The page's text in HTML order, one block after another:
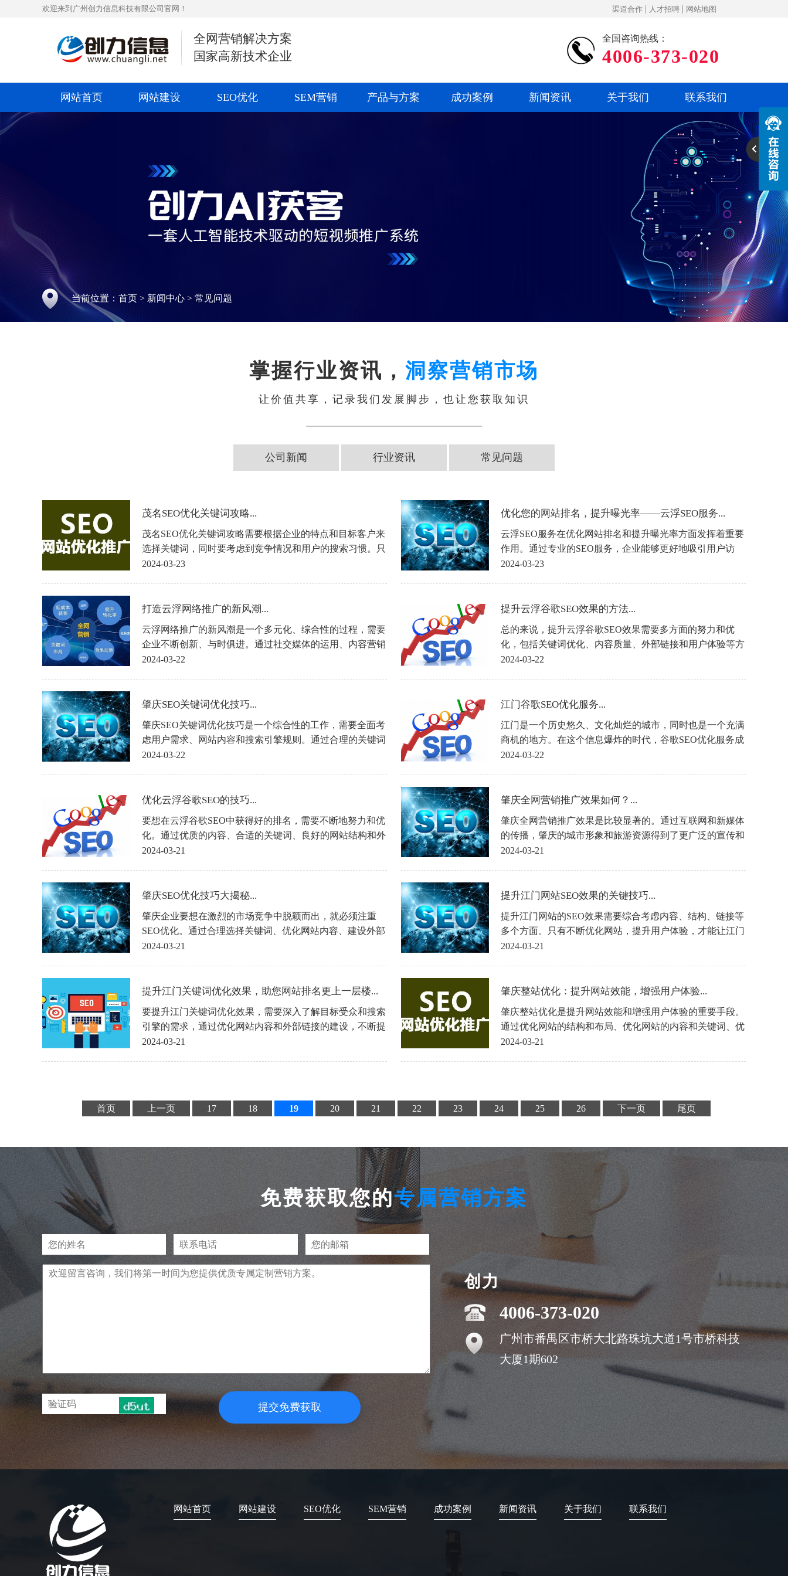
欢迎来到广州创力信息科技有限公司官网！ 渠道合作 | 人才招聘 | 网站地图
全网营销解决方案
国家高新技术企业
全国咨询热线：
4006-373-020
网站首页 网站建设 SEO优化 SEM营销 产品与方案 成功案例 新闻资讯 关于我们 联系我们
当前位置： 首页 > 新闻中心 > 常见问题
掌握行业资讯， 洞察营销市场
让价值共享，记录我们发展脚步，也让您获取知识
公司新闻 行业资讯 常见问题
茂名SEO优化关键词攻略...
茂名SEO优化关键词攻略需要根据企业的特点和目标客户来
选择关键词，同时要考虑到竞争情况和用户的搜索习惯。只
有选择合适的关键词，才能让企业在茂名这个竞争激烈的市
化走上成功之路。
2024-03-23
优化您的网站排名，提升曝光率——云浮SEO服务...
云浮SEO服务在优化网站排名和提升曝光率方面发挥着重要
作用。通过专业的SEO服务，企业能够更好地吸引用户访
问，提升品牌知名度和销售业绩。因此，企业在推广营销
2024-03-23
打造云浮网络推广的新风潮...
云浮网络推广的新风潮是一个多元化、综合性的过程，需要
企业不断创新、与时俱进。通过社交媒体的运用、内容营销
的策略和SEO的优化，可以让云浮企业在竞争激烈的市场中
和可持续发展。
2024-03-22
提升云浮谷歌SEO效果的方法...
总的来说，提升云浮谷歌SEO效果需要多方面的努力和优
化，包括关键词优化、内容质量、外部链接和用户体验等方
面。只有综合考虑这些因素，云浮企业或个人才能在谷歌搜
2024-03-22
肇庆SEO关键词优化技巧...
肇庆SEO关键词优化技巧是一个综合性的工作，需要全面考
虑用户需求、网站内容和搜索引擎规则。通过合理的关键词
选择、优化网站内容和建立内部链接结构，可以提高网站在
助。
2024-03-22
江门谷歌SEO优化服务...
江门是一个历史悠久、文化灿烂的城市，同时也是一个充满
商机的地方。在这个信息爆炸的时代，谷歌SEO优化服务成
为了企业们提升网站曝光度和影响力的重要工具。
2024-03-22
优化云浮谷歌SEO的技巧...
要想在云浮谷歌SEO中获得好的排名，需要不断地努力和优
化。通过优质的内容、合适的关键词、良好的网站结构和外
部链接建设，可以提升网站在搜索引擎中的曝光率和排名，
2024-03-21
肇庆全网营销推广效果如何？...
肇庆全网营销推广效果是比较显著的。通过互联网和新媒体
的传播，肇庆的城市形象和旅游资源得到了更广泛的宣传和
推广，吸引了更多的游客和投资者。未来，肇庆市政府还将
2024-03-21
肇庆SEO优化技巧大揭秘...
肇庆企业要想在激烈的市场竞争中脱颖而出，就必须注重
SEO优化。通过合理选择关键词、优化网站内容、建设外部
链接和提升用户体验，肇庆企业可以在搜索引擎中取得更好
2024-03-21
提升江门网站SEO效果的关键技巧...
提升江门网站的SEO效果需要综合考虑内容、结构、链接等
多个方面。只有不断优化网站，提升用户体验，才能让江门
网站在搜索引擎中脱颖而出，吸引更多的用户关注。希望以
2024-03-21
提升江门关键词优化效果，助您网站排名更上一层楼...
要提升江门关键词优化效果，需要深入了解目标受众和搜索
引擎的需求，通过优化网站内容和外部链接的建设，不断提
升网站的权重和排名。只有不断优化和提升，才能让自己的
2024-03-21
肇庆整站优化：提升网站效能，增强用户体验...
肇庆整站优化是提升网站效能和增强用户体验的重要手段。
通过优化网站的结构和布局、优化网站的内容和关键词、优
化网站的速度和安全性，可以让网站更加吸引用户，提高用
2024-03-21
首页 上一页 17 18 19 20 21 22 23 24 25 26 下一页 尾页
免费获取您的专属营销方案
提交免费获取
创力
4006-373-020
广州市番禺区市桥大北路珠坑大道1号市桥科技
大厦1期602
网站首页 网站建设 SEO优化 SEM营销 成功案例 新闻资讯 关于我们 联系我们